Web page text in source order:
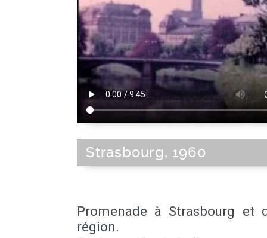
Strasbourg, 1960
Promenade à Strasbourg et
région.